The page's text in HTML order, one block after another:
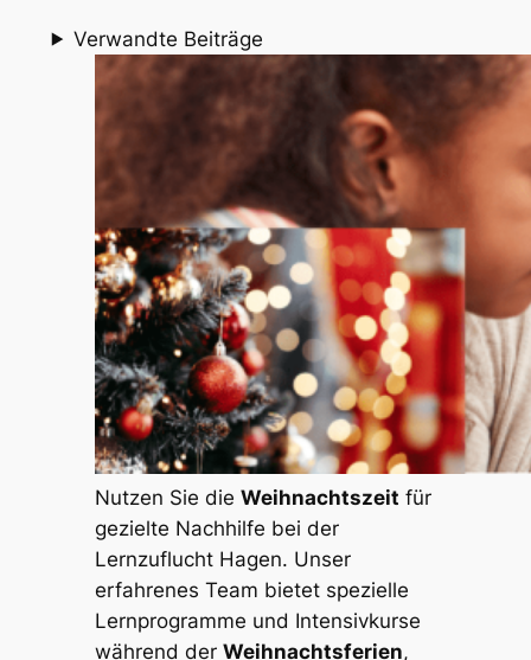
Verwandte Beiträge
Nutzen Sie die Weihnachtszeit für
gezielte Nachhilfe bei der
Lernzuflucht Hagen. Unser
erfahrenes Team bietet spezielle
Lernprogramme und Intensivkurse
während der Weihnachtsferien,